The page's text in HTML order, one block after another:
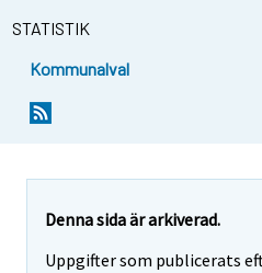
STATISTIK
Kommunalval
Denna sida är arkiverad.
Uppgifter som publicerats